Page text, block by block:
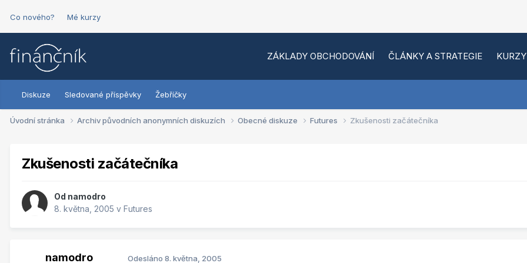
Co nového? Mé kurzy
ZÁKLADY OBCHODOVÁNÍ ČLÁNKY A STRATEGIE KURZY
Diskuze Sledované příspěvky Žebříčky
Úvodní stránka Archiv původních anonymních diskuzích Obecné diskuze Futures Zkušenosti začátečníka
Zkušenosti začátečníka
Od namodro
8. května, 2005 v Futures
namodro Odesláno 8. května, 2005